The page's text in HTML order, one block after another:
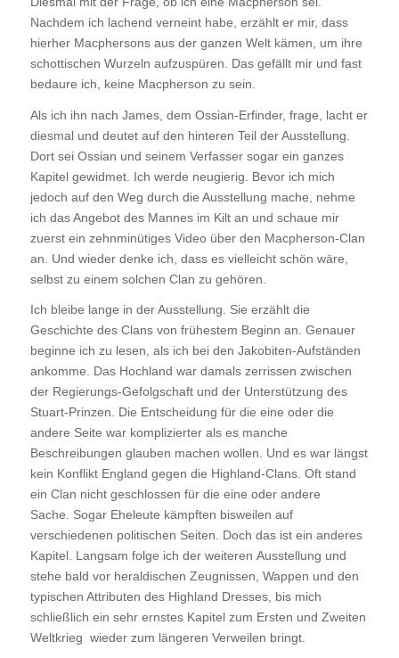
Nachdem ich lachend verneint habe, erzählt er mir, dass
hierher Macphersons aus der ganzen Welt kämen, um ihre
schottischen Wurzeln aufzuspüren. Das gefällt mir und fast
bedaure ich, keine Macpherson zu sein.
Als ich ihn nach James, dem Ossian-Erfinder, frage, lacht er
diesmal und deutet auf den hinteren Teil der Ausstellung.
Dort sei Ossian und seinem Verfasser sogar ein ganzes
Kapitel gewidmet. Ich werde neugierig. Bevor ich mich
jedoch auf den Weg durch die Ausstellung mache, nehme
ich das Angebot des Mannes im Kilt an und schaue mir
zuerst ein zehnminütiges Video über den Macpherson-Clan
an. Und wieder denke ich, dass es vielleicht schön wäre,
selbst zu einem solchen Clan zu gehören.
Ich bleibe lange in der Ausstellung. Sie erzählt die
Geschichte des Clans von frühestem Beginn an. Genauer
beginne ich zu lesen, als ich bei den Jakobiten-Aufständen
ankomme. Das Hochland war damals zerrissen zwischen
der Regierungs-Gefolgschaft und der Unterstützung des
Stuart-Prinzen. Die Entscheidung für die eine oder die
andere Seite war komplizierter als es manche
Beschreibungen glauben machen wollen. Und es war längst
kein Konflikt England gegen die Highland-Clans. Oft stand
ein Clan nicht geschlossen für die eine oder andere
Sache. Sogar Eheleute kämpften bisweilen auf
verschiedenen politischen Seiten. Doch das ist ein anderes
Kapitel. Langsam folge ich der weiteren Ausstellung und
stehe bald vor heraldischen Zeugnissen, Wappen und den
typischen Attributen des Highland Dresses, bis mich
schließlich ein sehr ernstes Kapitel zum Ersten und Zweiten
Weltkrieg wieder zum längeren Verweilen bringt.